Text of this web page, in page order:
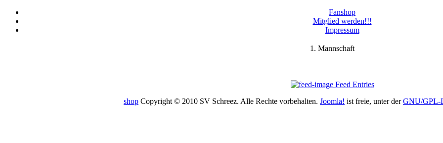
Fanshop
Mitglied werden!!!
Impressum
1. Mannschaft
Feed Entries
shop Copyright © 2010 SV Schreez. Alle Rechte vorbehalten. Joomla! ist freie, unter derGNU/GPL-